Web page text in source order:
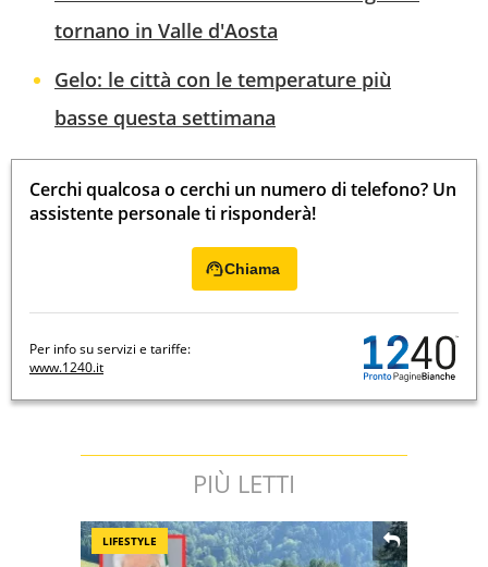
tornano in Valle d'Aosta
Gelo: le città con le temperature più
basse questa settimana
Cerchi qualcosa o cerchi un numero di telefono? Un
assistente personale ti risponderà!
Chiama
Per info su servizi e tariffe:
www.1240.it
PIÙ LETTI
LIFESTYLE